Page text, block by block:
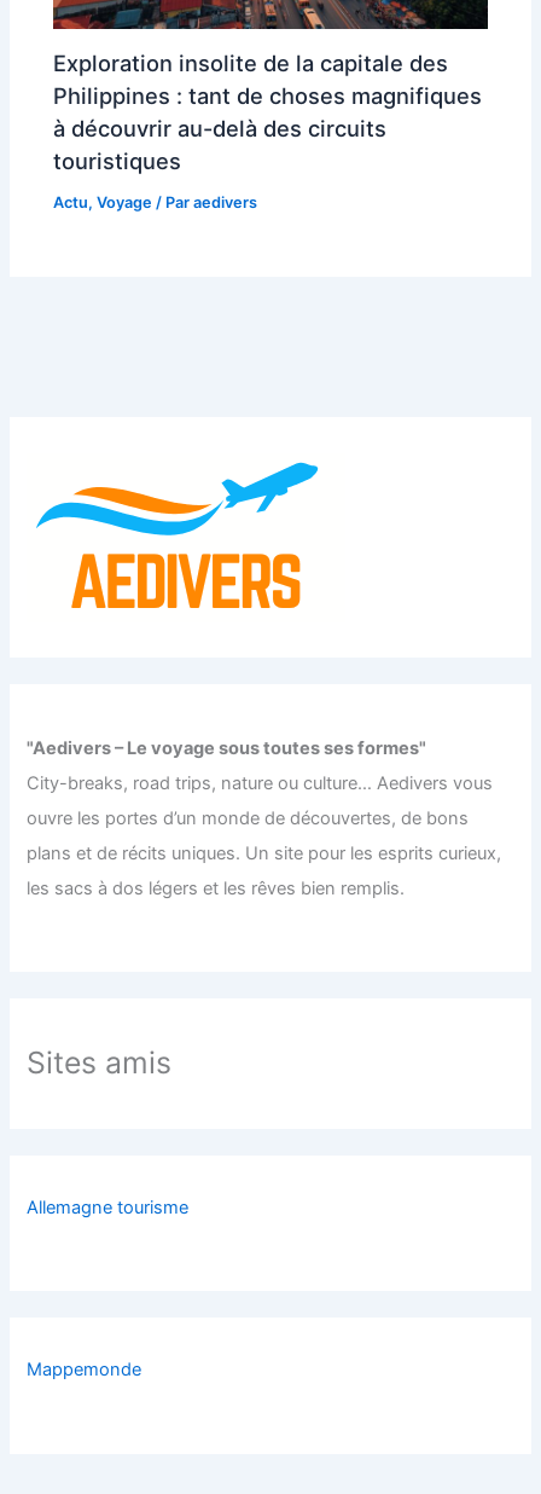
Exploration insolite de la capitale des
Philippines : tant de choses magnifiques
à découvrir au-delà des circuits
touristiques
Actu,Voyage / Paraedivers
"Aedivers – Le voyage sous toutes ses formes"
City-breaks, road trips, nature ou culture… Aedivers vous
ouvre les portes d’un monde de découvertes, de bons
plans et de récits uniques. Un site pour les esprits curieux,
les sacs à dos légers et les rêves bien remplis.
Sites amis
Allemagne tourisme
Mappemonde